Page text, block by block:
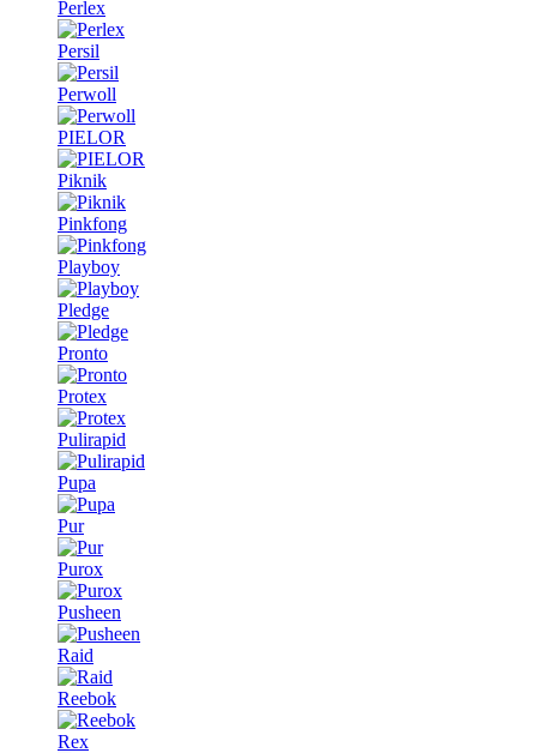
Perlex
Persil
Perwoll
PIELOR
Piknik
Pinkfong
Playboy
Pledge
Pronto
Protex
Pulirapid
Pupa
Pur
Purox
Pusheen
Raid
Reebok
Rex